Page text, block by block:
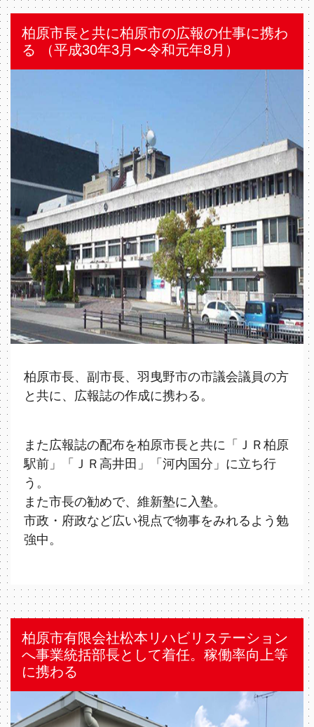
柏原市⻑と共に柏原市の広報の仕事に携わ
る （平成30年3⽉〜令和元年8⽉）
柏原市⻑、副市⻑、羽曳野市の市議会議員の方
と共に、広報誌の作成に携わる。
また広報誌の配布を柏原市⻑と共に「ＪＲ柏原
駅前」「ＪＲ高井田」「河内国分」に立ち行
う。
また市⻑の勧めで、維新塾に入塾。
市政・府政など広い視点で物事をみれるよう勉
強中。
柏原市有限会社松本リハビリステーション
へ事業統括部⻑として着任。稼働率向上等
に携わる